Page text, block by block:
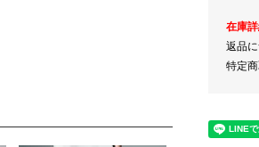
在庫
返品
特定